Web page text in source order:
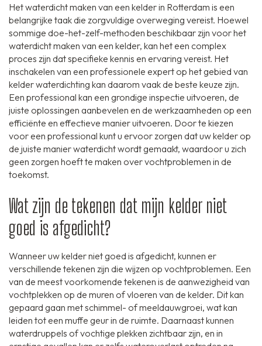
Het waterdicht maken van een kelder in Rotterdam is een
belangrijke taak die zorgvuldige overweging vereist. Hoewel
sommige doe-het-zelf-methoden beschikbaar zijn voor het
waterdicht maken van een kelder, kan het een complex
proces zijn dat specifieke kennis en ervaring vereist. Het
inschakelen van een professionele expert op het gebied van
kelder waterdichting kan daarom vaak de beste keuze zijn.
Een professional kan een grondige inspectie uitvoeren, de
juiste oplossingen aanbevelen en de werkzaamheden op een
efficiënte en effectieve manier uitvoeren. Door te kiezen
voor een professional kunt u ervoor zorgen dat uw kelder op
de juiste manier waterdicht wordt gemaakt, waardoor u zich
geen zorgen hoeft te maken over vochtproblemen in de
toekomst.
Wat zijn de tekenen dat mijn kelder niet
goed is afgedicht?
Wanneer uw kelder niet goed is afgedicht, kunnen er
verschillende tekenen zijn die wijzen op vochtproblemen. Een
van de meest voorkomende tekenen is de aanwezigheid van
vochtplekken op de muren of vloeren van de kelder. Dit kan
gepaard gaan met schimmel- of meeldauwgroei, wat kan
leiden tot een muffe geur in de ruimte. Daarnaast kunnen
waterdruppels of vochtige plekken zichtbaar zijn, en in